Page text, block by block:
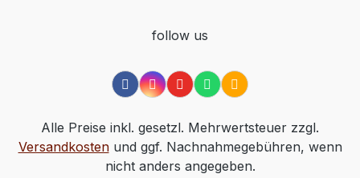
follow us
Alle Preise inkl. gesetzl. Mehrwertsteuer zzgl.
Versandkostenund ggf. Nachnahmegebühren, wenn
nicht anders angegeben.